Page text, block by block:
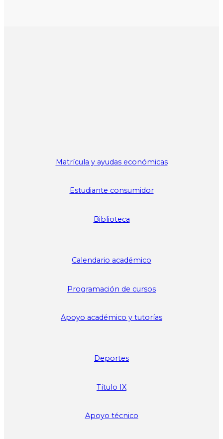
Matrícula y ayudas económicas
Estudiante consumidor
Biblioteca
Calendario académico
Programación de cursos
Apoyo académico y tutorías
Deportes
Título IX
Apoyo técnico